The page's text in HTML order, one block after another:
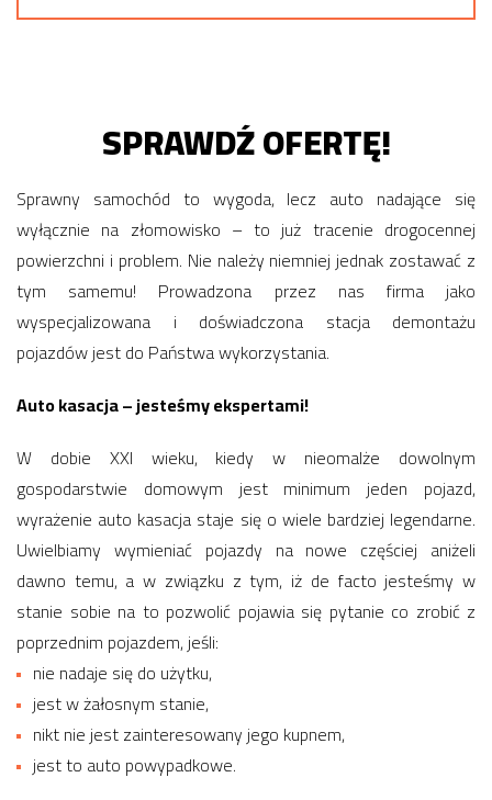
SPRAWDŹ OFERTĘ!
Sprawny samochód to wygoda, lecz auto nadające się
wyłącznie na złomowisko – to już tracenie drogocennej
powierzchni i problem. Nie należy niemniej jednak zostawać z
tym samemu! Prowadzona przez nas firma jako
wyspecjalizowana i doświadczona stacja demontażu
pojazdów jest do Państwa wykorzystania.
Auto kasacja – jesteśmy ekspertami!
W dobie XXI wieku, kiedy w nieomalże dowolnym
gospodarstwie domowym jest minimum jeden pojazd,
wyrażenie auto kasacja staje się o wiele bardziej legendarne.
Uwielbiamy wymieniać pojazdy na nowe częściej aniżeli
dawno temu, a w związku z tym, iż de facto jesteśmy w
stanie sobie na to pozwolić pojawia się pytanie co zrobić z
poprzednim pojazdem, jeśli:
nie nadaje się do użytku,
jest w żałosnym stanie,
nikt nie jest zainteresowany jego kupnem,
jest to auto powypadkowe.